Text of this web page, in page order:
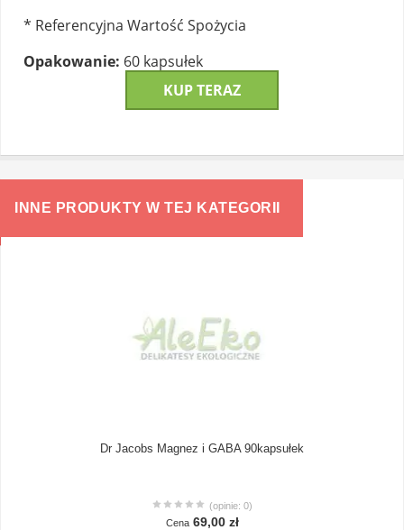
* Referencyjna Wartość Spożycia
Opakowanie: 60 kapsułek
KUP TERAZ
INNE PRODUKTY W TEJ KATEGORII
Dr Jacobs Magnez i GABA 90kapsułek
(opinie: 0)
Cena 69,00 zł